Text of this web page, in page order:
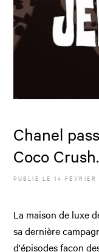
Chanel
Coco Crush.
PUBLIÉ LE14 FÉVRIER
La maison de luxe
sa dernière
d'épisodes façon